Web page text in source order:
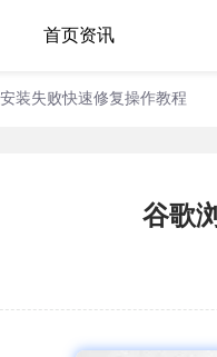
首页资讯
装失败快速修复操作教程
谷歌